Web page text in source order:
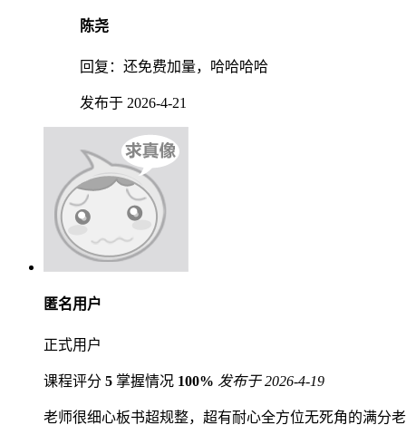
陈尧
回复： 还免费加量，哈哈哈哈
发布于 2026-4-21
匿名用户
正式用户
课程评分 5 掌握情况 100% 发布于 2026-4-19
老师很细心板书超规整，超有耐心全方位无死角的满分